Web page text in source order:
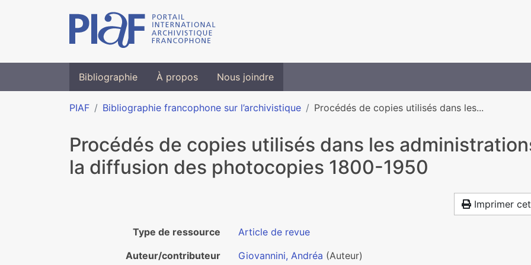
Bibliographie À propos Nous joindre
PIAF Bibliographie francophone sur l’archivistique Procédés de copies utilisés dans les...
Procédés de copies utilisés dans les
la diffusion des photocopies 1800-1950
Imprimer
Type de ressource
Article de revue
Auteur/contributeur
Giovannini, Andréa (Auteur)